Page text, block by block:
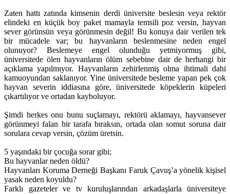
Zaten hattı zatında kimsenin derdi üniversite beslesin veya rektör
elindeki en küçük boy paket mamayla temsili poz versin, hayvan
sever görünsün veya görünmesin değil! Bu konuya dair verilen tek
bir mücadele var; bu hayvanların beslenmesine neden engel
olunuyor? Beslemeye engel olunduğu yetmiyormuş gibi,
üniversitede ölen hayvanların ölüm sebebine dair de herhangi bir
açıklama yapılmıyor. Hayvanların zehirlenmiş olma ihtimali dahi
kamuoyundan saklanıyor. Yine üniversitede besleme yapan pek çok
hayvan severin iddiasına göre, üniversitede köpeklerin küpeleri
çıkartılıyor ve ortadan kayboluyor.
Şimdi herkes onu bunu suçlamayı, rektörü aklamayı, hayvansever
görünmeyi falan bir tarafa bıraksın, ortada olan somut soruna dair
sorulara cevap versin, çözüm üretsin.
5 yaşındaki bir çocuğa sorar gibi;
Bu hayvanlar neden öldü?
Hayvanları Koruma Derneği Başkanı Faruk Çavuş’a yönelik kişisel
yasak neden koyuldu?
Farklı gazeteler ve tv kuruluşlarından arkadaşlarla üniversiteye